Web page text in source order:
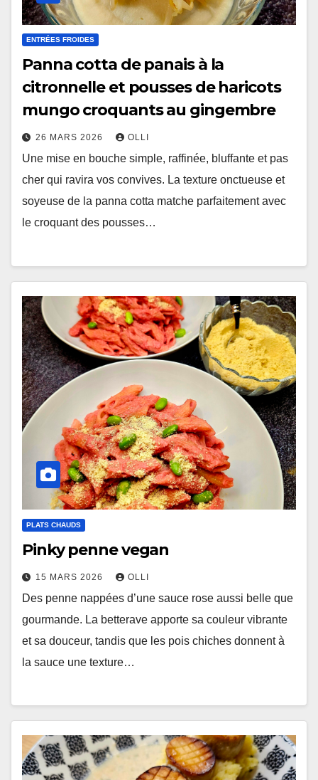
ENTRÉES FROIDES
Panna cotta de panais à la
citronnelle et pousses de haricots
mungo croquants au gingembre
26 MARS 2026 OLLI
Une mise en bouche simple, raffinée, bluffante et pas
cher qui ravira vos convives. La texture onctueuse et
soyeuse de la panna cotta matche parfaitement avec
le croquant des pousses…
PLATS CHAUDS
Pinky penne vegan
15 MARS 2026 OLLI
Des penne nappées d’une sauce rose aussi belle que
gourmande. La betterave apporte sa couleur vibrante
et sa douceur, tandis que les pois chiches donnent à
la sauce une texture…